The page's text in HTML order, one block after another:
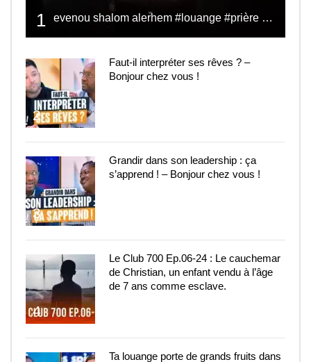
1 evenou shalom alerhem #louange #prière #shalom
2
Faut-il interpréter ses rêves ? –
Bonjour chez vous !
3
Grandir dans son leadership : ça
s’apprend ! – Bonjour chez vous !
4
Le Club 700 Ep.06-24 : Le cauchemar
de Christian, un enfant vendu à l’âge
de 7 ans comme esclave.
Ta louange porte de grands fruits dans